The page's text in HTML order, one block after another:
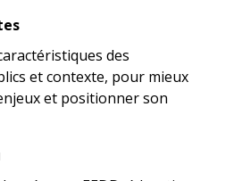
des
et contexte, pour mieux
et positionner son